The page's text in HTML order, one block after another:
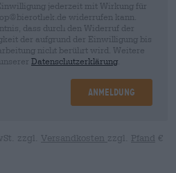
jederzeit mit Wirkung für
widerrufen kann.
dass durch den Widerruf der
der aufgrund der Einwilligung bis
nicht berührt wird. Weitere
Datenschutzerklärung
Anmeldung
zzgl. Versandkosten zzgl. Pfand €